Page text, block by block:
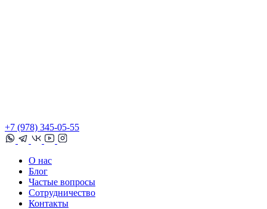
+7 (978) 345-05-55
О нас
Блог
Частые вопросы
Сотрудничество
Контакты